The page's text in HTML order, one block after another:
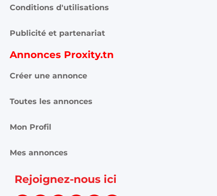
Conditions d'utilisations
Publicité et partenariat
Annonces Proxity.tn
Créer une annonce
Toutes les annonces
Mon Profil
Mes annonces
Rejoignez-nous ici